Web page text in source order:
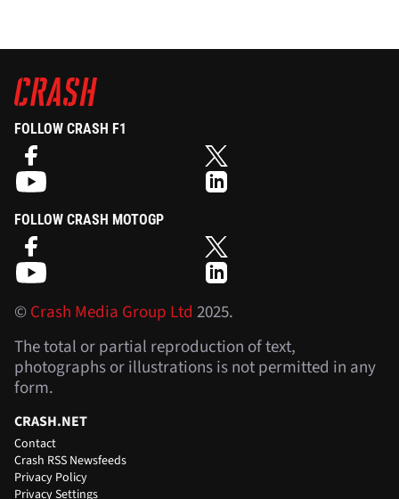
FOLLOW CRASH F1
FOLLOW CRASH MOTOGP
©Crash Media Group Ltd 2025.
The total or partial reproduction of text,
photographs or illustrations is not permitted in any
form.
CRASH.NET
Contact
Crash RSS Newsfeeds
Privacy Policy
Privacy Settings